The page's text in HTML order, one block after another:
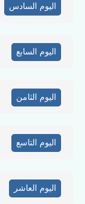
اليوم السادس
اليوم السابع
اليوم الثامن
اليوم التاسع
اليوم العاشر